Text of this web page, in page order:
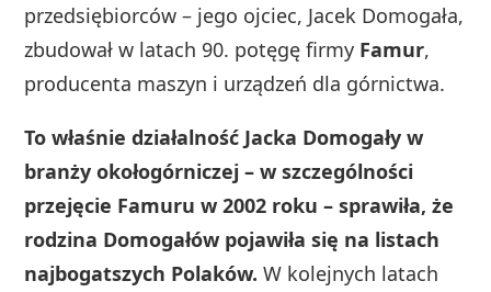
przedsiębiorców – jego ojciec, Jacek Domogała,
zbudował w latach 90. potęgę firmy Famur,
producenta maszyn i urządzeń dla górnictwa.
To właśnie działalność Jacka Domogały w
branży okołogórniczej – w szczególności
przejęcie Famuru w 2002 roku – sprawiła, że
rodzina Domogałów pojawiła się na listach
najbogatszych Polaków. W kolejnych latach